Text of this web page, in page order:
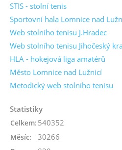
STIS - stolní tenis
Sportovní hala Lomnice nad
Web stolního tenisu J.Hradec
Web stolního tenisu Jihočeský
HLA - hokejová liga amatérů
Město Lomnice nad Lužnicí
Metodický web stolního tenisu
Statistiky
Celkem: 540352
Měsíc: 30266